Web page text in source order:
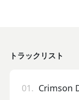
トラックリスト
01. Crimson